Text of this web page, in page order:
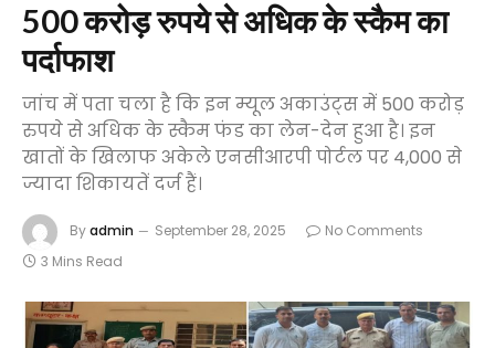
500 करोड़ रुपये से अधिक के स्कैम का
पर्दाफाश
जांच में पता चला है कि इन म्यूल अकाउंट्स में 500 करोड़
रुपये से अधिक के स्कैम फंड का लेन-देन हुआ है। इन
खातों के खिलाफ अकेले एनसीआरपी पोर्टल पर 4,000 से
ज्यादा शिकायतें दर्ज हैं।
Byadmin September 28, 2025
No Comments
3 Mins Read